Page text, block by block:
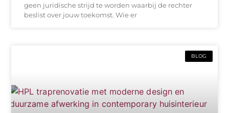
geen juridische strijd te worden waarbij de rechter
beslist over jouw toekomst. Wie er
BLOG